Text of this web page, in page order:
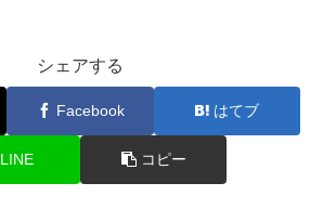
シェアする
Facebook はてブ
LINE コピー